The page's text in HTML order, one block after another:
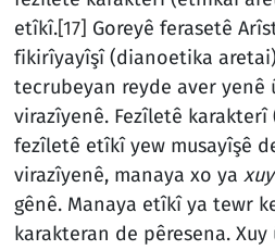
etîkî.[17] Goreyê ferasetê
fikirîyayîşî (dianoetika
tecrubeyan reyde aver yenê
virazîyenê. Fezîletê
fezîletê etîkî yew musayîşê
virazîyenê, manaya xo ya
gênê. Manaya etîkî ya tewr
karakteran de pêresena.